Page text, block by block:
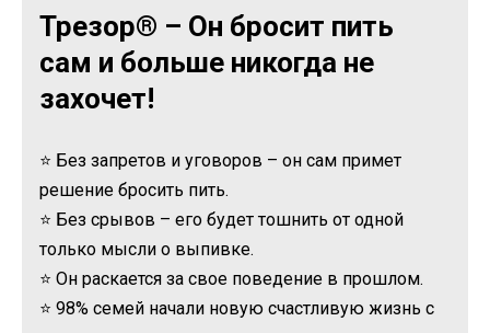
Трезор® – Он бросит пить
сам и больше никогда не
захочет!
⭐ Без запретов и уговоров – он сам примет
решение бросить пить.
⭐ Без срывов – его будет тошнить от одной
только мысли о выпивке.
⭐ Он раскается за свое поведение в прошлом.
⭐ 98% семей начали новую счастливую жизнь с